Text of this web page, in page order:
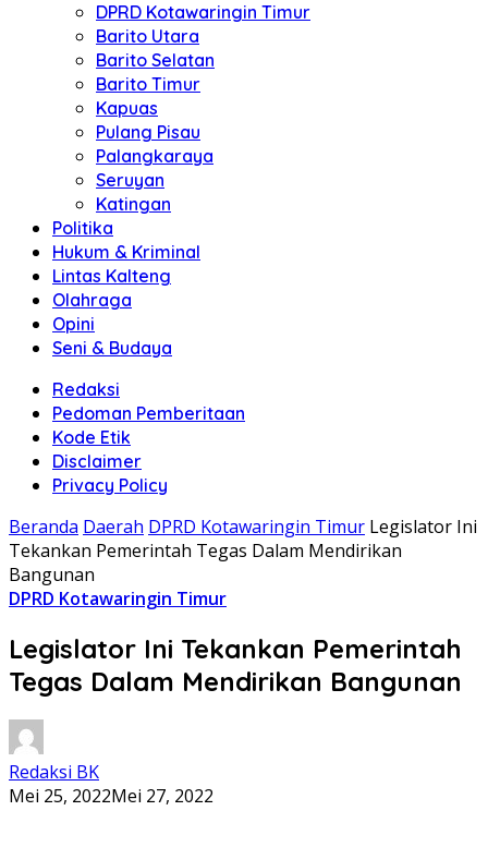
DPRD Kotawaringin Timur
Barito Utara
Barito Selatan
Barito Timur
Kapuas
Pulang Pisau
Palangkaraya
Seruyan
Katingan
Politika
Hukum & Kriminal
Lintas Kalteng
Olahraga
Opini
Seni & Budaya
Redaksi
Pedoman Pemberitaan
Kode Etik
Disclaimer
Privacy Policy
Beranda Daerah DPRD Kotawaringin Timur Legislator Ini
Tekankan Pemerintah Tegas Dalam Mendirikan
Bangunan
DPRD Kotawaringin Timur
Legislator Ini Tekankan Pemerintah
Tegas Dalam Mendirikan Bangunan
Redaksi BK
Mei 25, 2022Mei 27, 2022